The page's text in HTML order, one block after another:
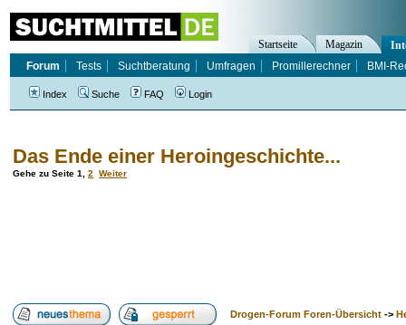
Das Ende einer Heroingeschichte...
Gehe zu Seite 1 2 Weiter
Drogen-Forum Foren-Übersicht ->
Startseite Magazin
Forum
Tests Suchtberatung Umfragen Promillerechner BMI-
Index Suche FAQ Login